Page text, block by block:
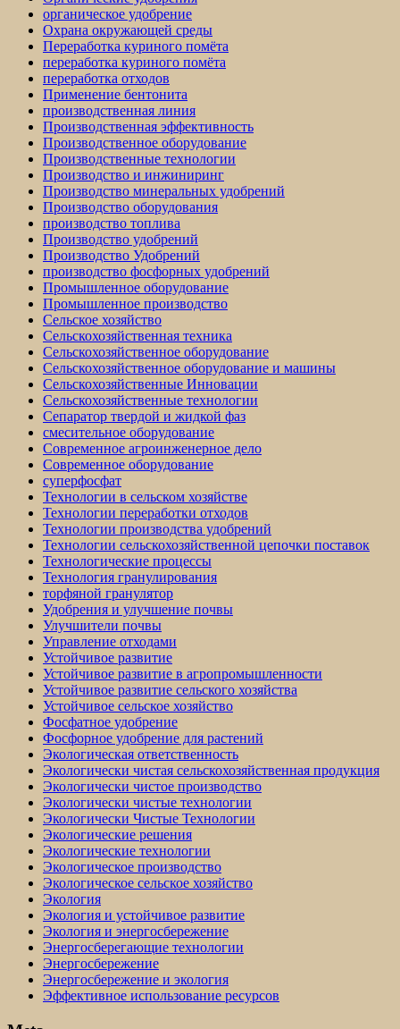
органическое удобрение
Охрана окружающей среды
Переработка куриного помёта
переработка куриного помёта
переработка отходов
Применение бентонита
производственная линия
Производственная эффективность
Производственное оборудование
Производственные технологии
Производство и инжиниринг
Производство минеральных удобрений
Производство оборудования
производство топлива
Производство удобрений
Производство Удобрений
производство фосфорных удобрений
Промышленное оборудование
Промышленное производство
Сельское хозяйство
Сельскохозяйственная техника
Сельскохозяйственное оборудование
Сельскохозяйственное оборудование и машины
Сельскохозяйственные Инновации
Сельскохозяйственные технологии
Сепаратор твердой и жидкой фаз
смесительное оборудование
Современное агроинженерное дело
Современное оборудование
суперфосфат
Технологии в сельском хозяйстве
Технологии переработки отходов
Технологии производства удобрений
Технологии сельскохозяйственной цепочки поставок
Технологические процессы
Технология гранулирования
торфяной гранулятор
Удобрения и улучшение почвы
Улучшители почвы
Управление отходами
Устойчивое развитие
Устойчивое развитие в агропромышленности
Устойчивое развитие сельского хозяйства
Устойчивое сельское хозяйство
Фосфатное удобрение
Фосфорное удобрение для растений
Экологическая ответственность
Экологически чистая сельскохозяйственная продукция
Экологически чистое производство
Экологически чистые технологии
Экологически Чистые Технологии
Экологические решения
Экологические технологии
Экологическое производство
Экологическое сельское хозяйство
Экология
Экология и устойчивое развитие
Экология и энергосбережение
Энергосберегающие технологии
Энергосбережение
Энергосбережение и экология
Эффективное использование ресурсов